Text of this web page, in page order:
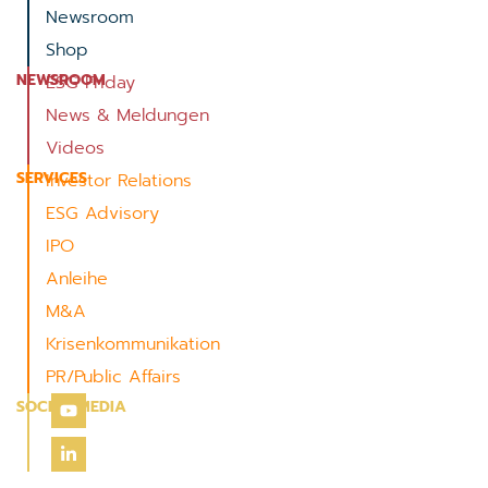
Newsroom
Shop
NEWSROOM
ESG Friday
News & Meldungen
Videos
SERVICES
Investor Relations
ESG Advisory
IPO
Anleihe
M&A
Krisenkommunikation
PR/Public Affairs
SOCIAL MEDIA